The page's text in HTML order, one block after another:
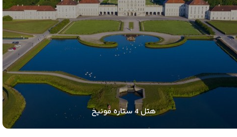
هتل 4 ستاره مونیخ